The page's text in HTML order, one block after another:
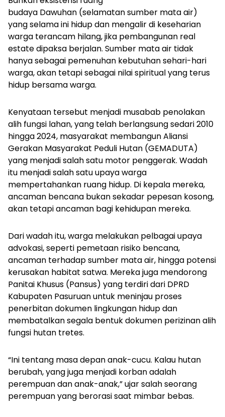
budaya Dawuhan (selamatan sumber mata air)
yang selama ini hidup dan mengalir di keseharian
warga terancam hilang, jika pembangunan real
estate dipaksa berjalan. Sumber mata air tidak
hanya sebagai pemenuhan kebutuhan sehari-hari
warga, akan tetapi sebagai nilai spiritual yang terus
hidup bersama warga.
Kenyataan tersebut menjadi musabab penolakan
alih fungsi lahan, yang telah berlangsung sedari 2010
hingga 2024, masyarakat membangun Aliansi
Gerakan Masyarakat Peduli Hutan (GEMADUTA)
yang menjadi salah satu motor penggerak. Wadah
itu menjadi salah satu upaya warga
mempertahankan ruang hidup. Di kepala mereka,
ancaman bencana bukan sekadar pepesan kosong,
akan tetapi ancaman bagi kehidupan mereka.
Dari wadah itu, warga melakukan pelbagai upaya
advokasi, seperti pemetaan risiko bencana,
ancaman terhadap sumber mata air, hingga potensi
kerusakan habitat satwa. Mereka juga mendorong
Panitai Khusus (Pansus) yang terdiri dari DPRD
Kabupaten Pasuruan untuk meninjau proses
penerbitan dokumen lingkungan hidup dan
membatalkan segala bentuk dokumen perizinan alih
fungsi hutan tretes.
“Ini tentang masa depan anak-cucu. Kalau hutan
berubah, yang juga menjadi korban adalah
perempuan dan anak-anak,” ujar salah seorang
perempuan yang berorasi saat mimbar bebas.